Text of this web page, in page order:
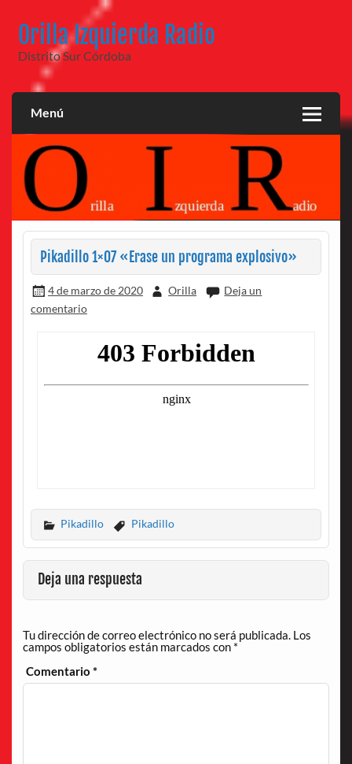
contenido
Orilla Izquierda Radio
Distrito Sur Córdoba
Menú
Pikadillo 1×07 «Erase un programa explosivo»
4 de marzo de 2020 Orilla
Deja un
comentario
Pikadillo Pikadillo
Deja una respuesta
Tu dirección de correo electrónico no será publicada. Los
campos obligatorios están marcados con *
Comentario*